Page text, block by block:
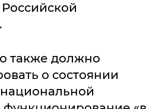
также должно
о состоянии